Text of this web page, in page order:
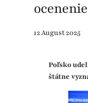
ocenenie
12 August 2025
Poľsko
štátne